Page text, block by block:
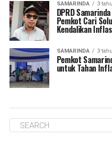
SAMARINDA 3
DPRD
Pemkot Cari
Kendalikan
SAMARINDA 3
Pemkot
untuk Tahan